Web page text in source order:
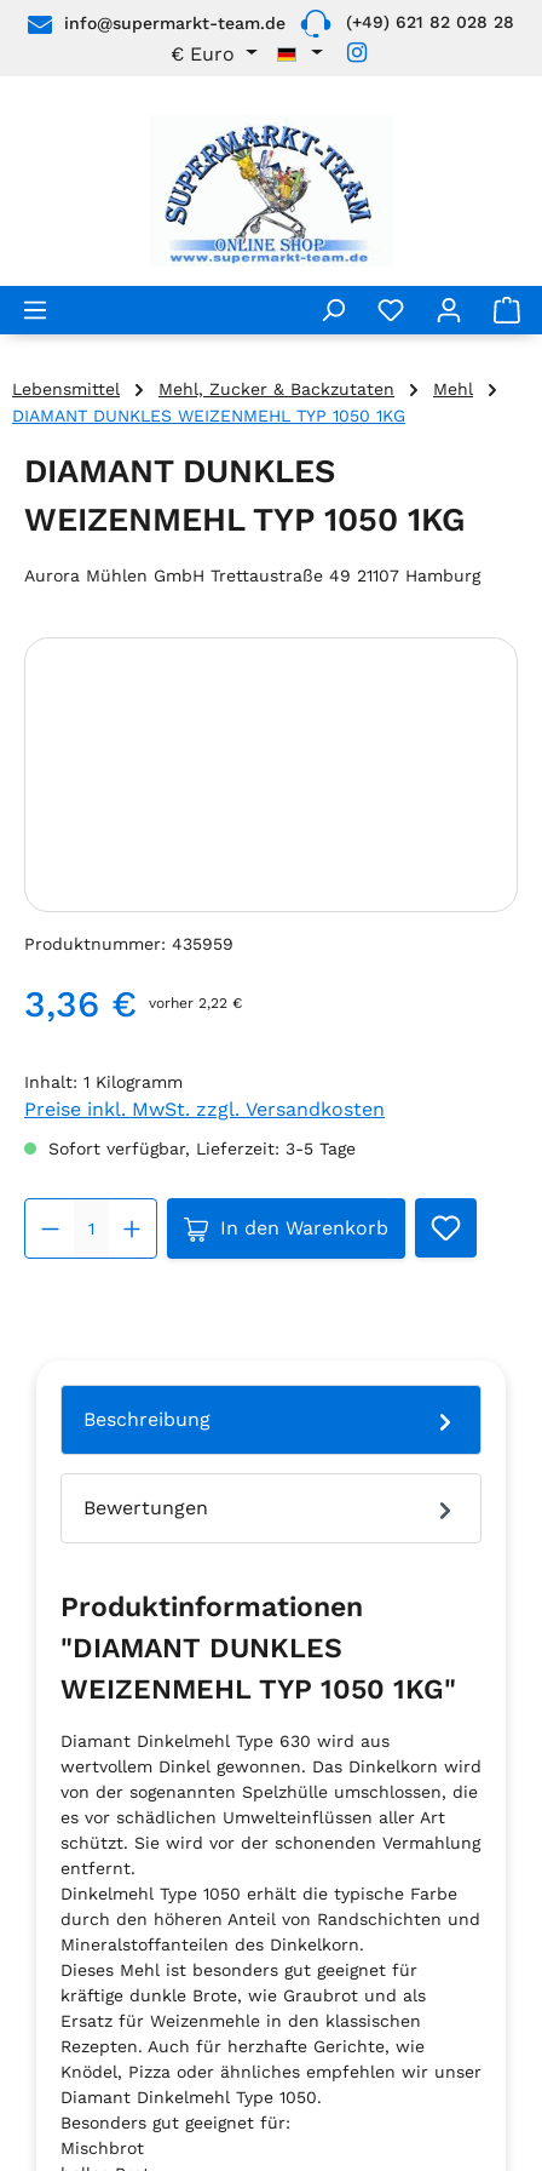
Zum Hauptinhalt springen
info@supermarkt-team.de (+49) 621 82 028 28
€ Euro
Lebensmittel Mehl, Zucker & Backzutaten
Mehl
DIAMANT DUNKLES WEIZENMEHL TYP 1050 1KG
DIAMANT DUNKLES
WEIZENMEHL TYP 1050 1KG
Aurora Mühlen GmbH Trettaustraße 49 21107 Hamburg
Bildergalerie überspringen
Produktnummer: 435959
Regulärer Preis:
3,36 € vorher 2,22 €
Inhalt: 1 Kilogramm
Preise inkl. MwSt. zzgl. Versandkosten
Sofort verfügbar, Lieferzeit: 3-5 Tage
Produkt Anzahl: Gib den
In den Warenkorb
Beschreibung
Bewertungen
Produktinformationen
"DIAMANT DUNKLES
WEIZENMEHL TYP 1050 1KG"
Diamant Dinkelmehl Type 630 wird aus
wertvollem Dinkel gewonnen. Das Dinkelkorn wird
von der sogenannten Spelzhülle umschlossen, die
es vor schädlichen Umwelteinflüssen aller Art
schützt. Sie wird vor der schonenden Vermahlung
entfernt.
Dinkelmehl Type 1050 erhält die typische Farbe
durch den höheren Anteil von Randschichten und
Mineralstoffanteilen des Dinkelkorn.
Dieses Mehl ist besonders gut geeignet für
kräftige dunkle Brote, wie Graubrot und als
Ersatz für Weizenmehle in den klassischen
Rezepten. Auch für herzhafte Gerichte, wie
Knödel, Pizza oder ähnliches empfehlen wir unser
Diamant Dinkelmehl Type 1050.
Besonders gut geeignet für:
Mischbrot